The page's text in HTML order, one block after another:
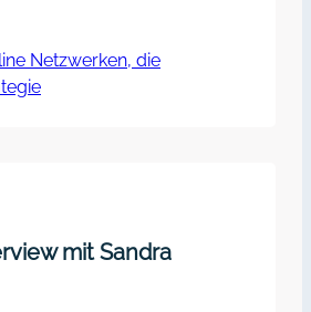
Netzwerken, die
mit Sandra